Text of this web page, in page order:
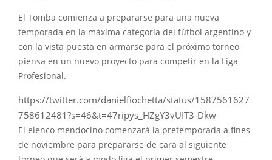
El Tomba comienza a prepararse para una nueva
temporada en la máxima categoría del fútbol argentino y
con la vista puesta en armarse para el próximo torneo
piensa en un nuevo proyecto para competir en la Liga
Profesional.
https://twitter.com/danielfiochetta/status/1587561627
758612481?s=46&t=47ripys_HZgY3vUIT3-Dkw
El elenco mendocino comenzará la pretemporada a fines
de noviembre para prepararse de cara al siguiente